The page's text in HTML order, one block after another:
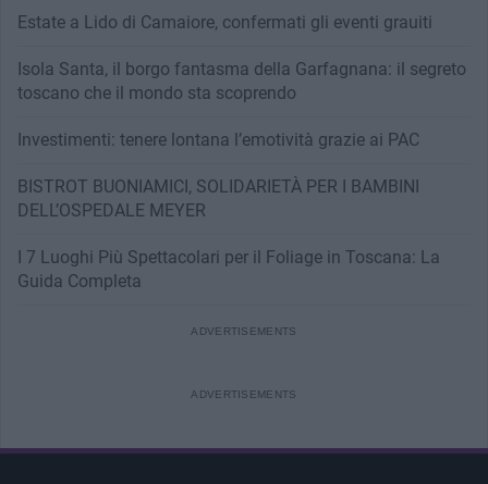
Estate a Lido di Camaiore, confermati gli eventi grauiti
Isola Santa, il borgo fantasma della Garfagnana: il segreto
toscano che il mondo sta scoprendo
Investimenti: tenere lontana l’emotività grazie ai PAC
BISTROT BUONIAMICI, SOLIDARIETÀ PER I BAMBINI
DELL’OSPEDALE MEYER
I 7 Luoghi Più Spettacolari per il Foliage in Toscana: La
Guida Completa